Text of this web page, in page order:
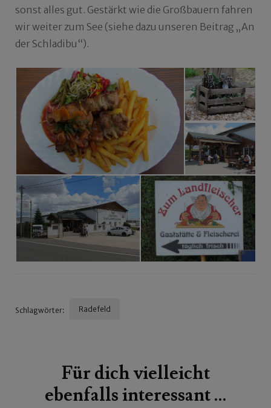
sonst alles gut. Gestärkt wie die Großbauern fahren
wir weiter zum See (siehe dazu unseren Beitrag „An
der Schladibu“).
Schlagwörter: Radefeld
Für dich vielleicht
ebenfalls interessant …